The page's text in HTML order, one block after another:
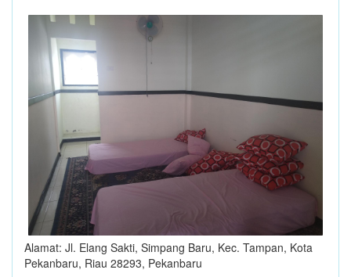
Alamat: Jl. Elang Sakti, Simpang Baru, Kec. Tampan, Kota
Pekanbaru, Riau 28293, Pekanbaru